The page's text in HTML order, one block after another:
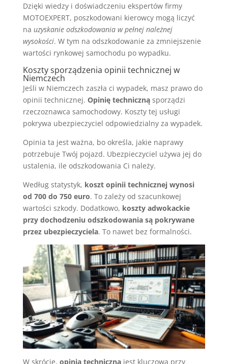
Dzięki wiedzy i doświadczeniu ekspertów firmy
MOTOEXPERT, poszkodowani kierowcy mogą liczyć
na uzyskanie odszkodowania w pełnej należnej
wysokości. W tym na odszkodowanie za zmniejszenie
wartości rynkowej samochodu po wypadku.
Koszty sporządzenia opinii technicznej w
Niemczech
Jeśli w Niemczech zaszła ci wypadek, masz prawo do
opinii technicznej. Opinię technicznąsporządzi
rzeczoznawca samochodowy. Koszty tej usługi
pokrywa ubezpieczyciel odpowiedzialny za wypadek.
Opinia ta jest ważna, bo określa, jakie naprawy
potrzebuje Twój pojazd. Ubezpieczyciel używa jej do
ustalenia, ile odszkodowania Ci należy.
Według statystyk, koszt opinii technicznej wynosi
od 700 do 750 euro. To zależy od szacunkowej
wartości szkody. Dodatkowo, koszty adwokackie
przy dochodzeniu odszkodowania są pokrywane
przez ubezpieczyciela. To nawet bez formalności.
W skrócie, opinia technicznajest kluczowa przy